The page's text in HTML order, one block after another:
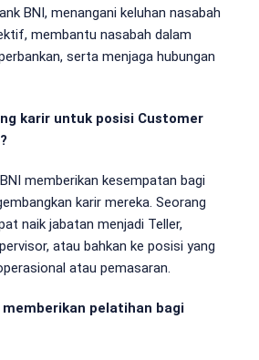
BNI, menangani keluhan nasabah
membantu nasabah dalam
serta menjaga hubungan
karir untuk posisi Customer
memberikan kesempatan bagi
karir mereka. Seorang
naik jabatan menjadi Teller,
atau bahkan ke posisi yang
atau pemasaran.
memberikan pelatihan bagi